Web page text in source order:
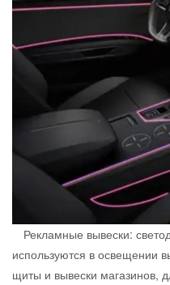
Рекламные вывески:
используются в освещении
щиты и вывески магазинов,